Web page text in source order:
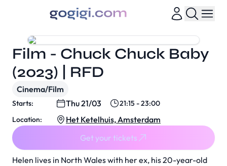
Helen lives in North Wales with her ex, his 20-year-old
Film - Chuck Chuck Baby
(2023) | RFD
Cinema/Film
Starts: Thu 21/03
21:15 - 23:00
Location:
Het Ketelhuis, Amsterdam
Get your tickets